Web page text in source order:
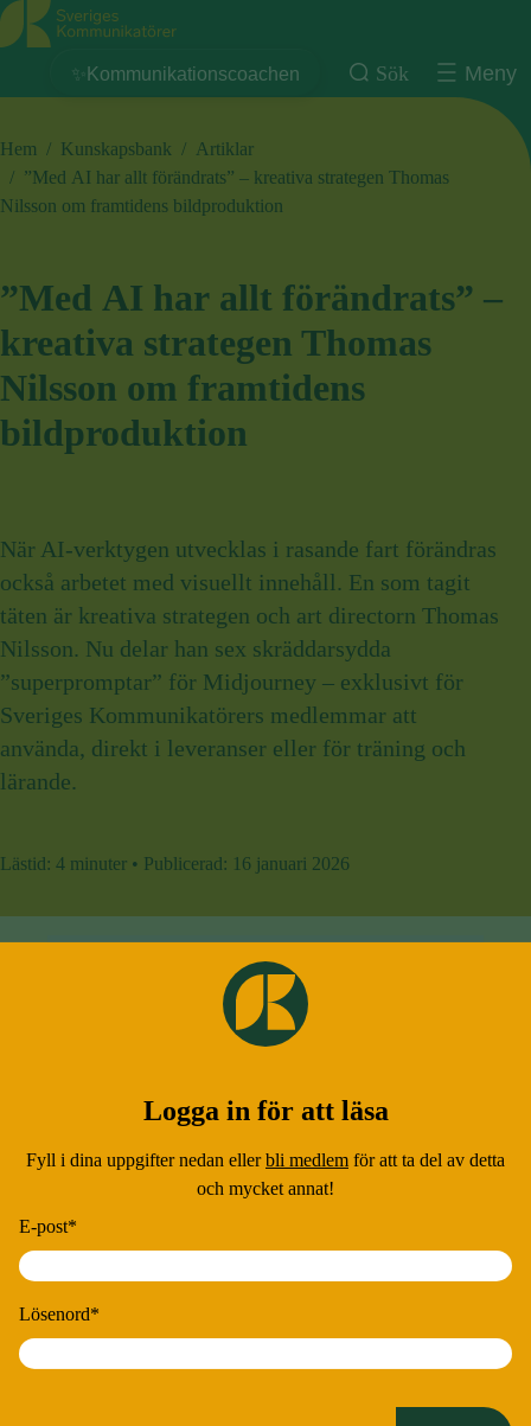
Sveriges Kommunikatörer
✨Kommunikationscoachen Sök Meny
Hem / Kunskapsbank / Artiklar
/ ”Med AI har allt förändrats” – kreativa strategen Thomas
Nilsson om framtidens bildproduktion
”Med AI har allt förändrats” –
kreativa strategen Thomas
Nilsson om framtidens
bildproduktion
När AI-verktygen utvecklas i rasande fart förändras
också arbetet med visuellt innehåll. En som tagit
täten är kreativa strategen och art directorn Thomas
Nilsson. Nu delar han sex skräddarsydda
”superpromptar” för Midjourney – exklusivt för
Sveriges Kommunikatörers medlemmar att
använda, direkt i leveranser eller för träning och
lärande.
Lästid: 4 minuter • Publicerad: 16 januari 2026
Logga in för att läsa
Fyll i dina uppgifter nedan ellerbli medlem för att ta del av detta
och mycket annat!
E-post*
Lösenord*